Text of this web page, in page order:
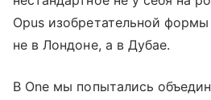
Opus изобретательной формы
не в Лондоне, а в Дубае.
В One мы попытались